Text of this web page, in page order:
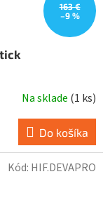
163 €
–9 %
Na sklade (1 ks)
Do košíka
Kód: HIF.DEVAPRO